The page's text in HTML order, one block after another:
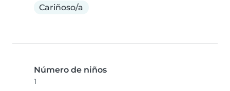
Cariñoso/a
Número de niños
1